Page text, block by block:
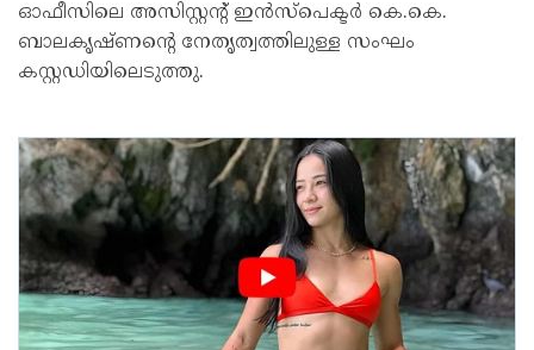
ഓഫീസിലെ അസിസ്റ്റന്റ് ഇന്‍സ്‌പെക്ടര്‍ കെ.കെ.
ബാലകൃഷ്ണന്റെ നേതൃത്വത്തിലുള്ള സംഘം
കസ്റ്റഡിയിലെടുത്തു.